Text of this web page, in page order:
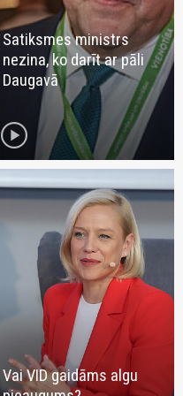
Satiksmes ministrs
nezina, ko darīt ar pāli
Daugavā
play_circle
Vai VID gaidāms algu